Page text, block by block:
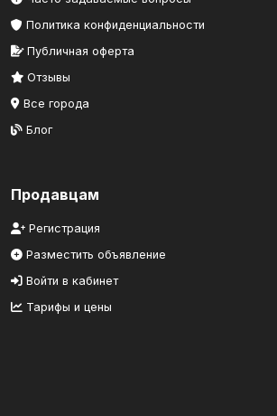
Политика конфиденциальности
Публичная оферта
Отзывы
Все города
Блог
Продавцам
Регистрация
Разместить объявление
Войти в кабинет
Тарифы и цены